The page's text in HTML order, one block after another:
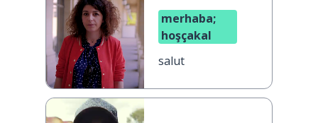
merhaba;
hoşçakal
salut